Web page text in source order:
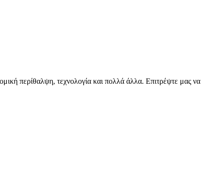
περίθαλψη, τεχνολογία και πολλά άλλα. Επιτρέψτε μας να